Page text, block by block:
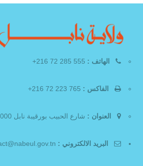
الهاتف :
الفاكس :
العنوان : شارع الحبيب بورقيبة نابل 8000
البريد الالكتروني :